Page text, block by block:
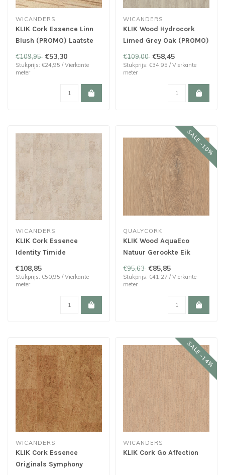
WICANDERS
KLIK Cork Essence Linn
Blush (PROMO) Laatste
21,36m²
€109,95 €53,30
Stukprijs: €24,95 / Vierkante
meter
WICANDERS
KLIK Wood Hydrocork
Limed Grey Oak (PROMO)
OP=OP
€109,00 €58,45
Stukprijs: €34,95 / Vierkante
meter
WICANDERS
KLIK Cork Essence
Identity Timide
€108,85
Stukprijs: €50,95 / Vierkante
meter
SALE -10%
QUALYCORK
KLIK Wood AquaEco
Natuur Gerookte Eik
(PROMO)
€95,63 €85,85
Stukprijs: €41,27 / Vierkante
meter
WICANDERS
KLIK Cork Essence
Originals Symphony
SALE -14%
WICANDERS
KLIK Cork Go Affection